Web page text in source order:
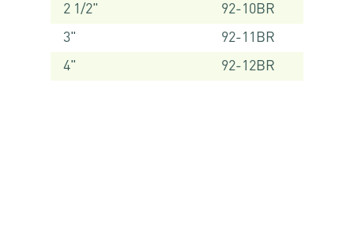
2 1/2"
92-10BR
3"
92-11BR
4"
92-12BR